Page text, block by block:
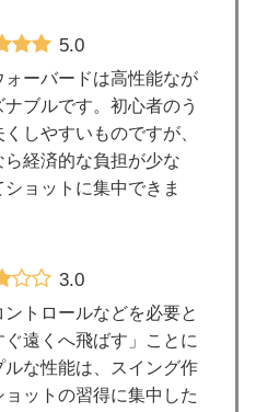
5.0
ーバードは高性能なが
ブルです。初心者のう
しやすいものですが、
ら経済的な負担が少な
ショットに集中できま
3.0
トロールなどを必要と
遠くへ飛ばす」ことに
な性能は、スイング作
ョットの習得に集中した